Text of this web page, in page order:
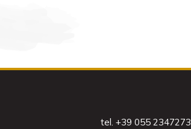
tel. +39 055 2347273